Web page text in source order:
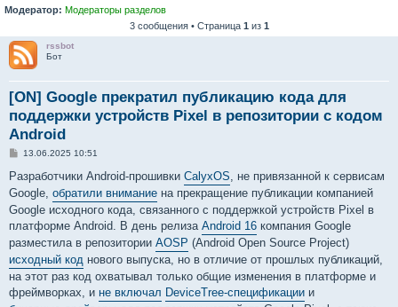
Модератор: Модераторы разделов
3 сообщения • Страница 1 из 1
rssbot
Бот
[ON] Google прекратил публикацию кода для
поддержки устройств Pixel в репозитории с кодом
Android
С
о
щ
е
н
и
13.06.2025 10:51
Разработчики Android-прошивки CalyxOS, не привязанной к сервисам
Google, обратили внимание на прекращение публикации компанией
Google исходного кода, связанного с поддержкой устройств Pixel в
платформе Android. В день релиза Android 16 компания Google
разместила в репозитории AOSP (Android Open Source Project)
исходный код нового выпуска, но в отличие от прошлых публикаций,
на этот раз код охватывал только общие изменения в платформе и
фреймворках, и не включал DeviceTree-спецификации и